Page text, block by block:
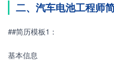
二、汽车电池工程师
##简历模板1：
基本信息